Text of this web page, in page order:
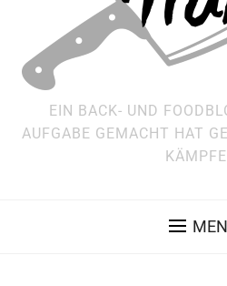
EIN BACK- UND
AUFGABE GEMACHT HAT